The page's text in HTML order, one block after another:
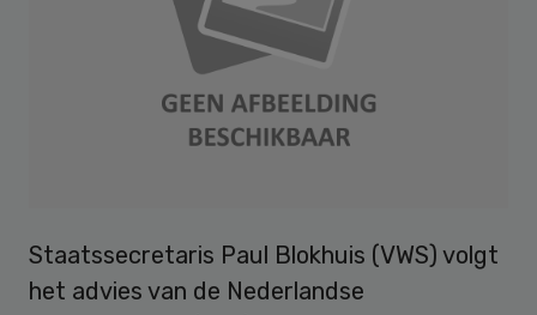
Staatssecretaris Paul Blokhuis (VWS) volgt
het advies van de Nederlandse